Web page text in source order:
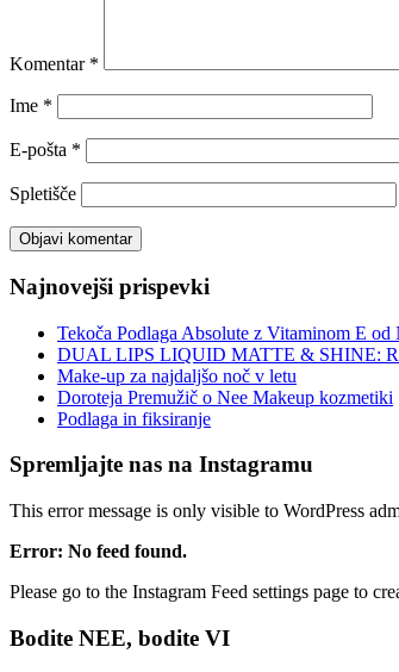
Komentar *
Ime *
E-pošta *
Spletišče
Najnovejši prispevki
Tekoča Podlaga Absolute z Vitaminom E
DUAL LIPS LIQUID MATTE & SHINE:
Make-up za najdaljšo noč v letu
Doroteja Premužič o Nee Makeup kozmetiki
Podlaga in fiksiranje
Spremljajte nas na Instagramu
This error message is only visible to WordPress
Error: No feed found.
Please go to the Instagram Feed settings page to
Bodite NEE, bodite VI